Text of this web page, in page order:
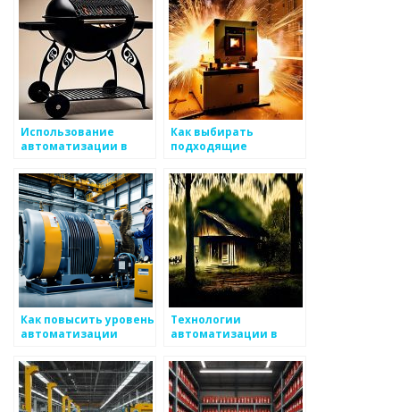
Использование
автоматизации в
металлоизделий
Как выбирать
подходящие
автоматизации
процессов в
производстве
металоизделий
Как повысить уровень
автоматизации
снижения затрат по
металоизделиям
Технологии
автоматизации в